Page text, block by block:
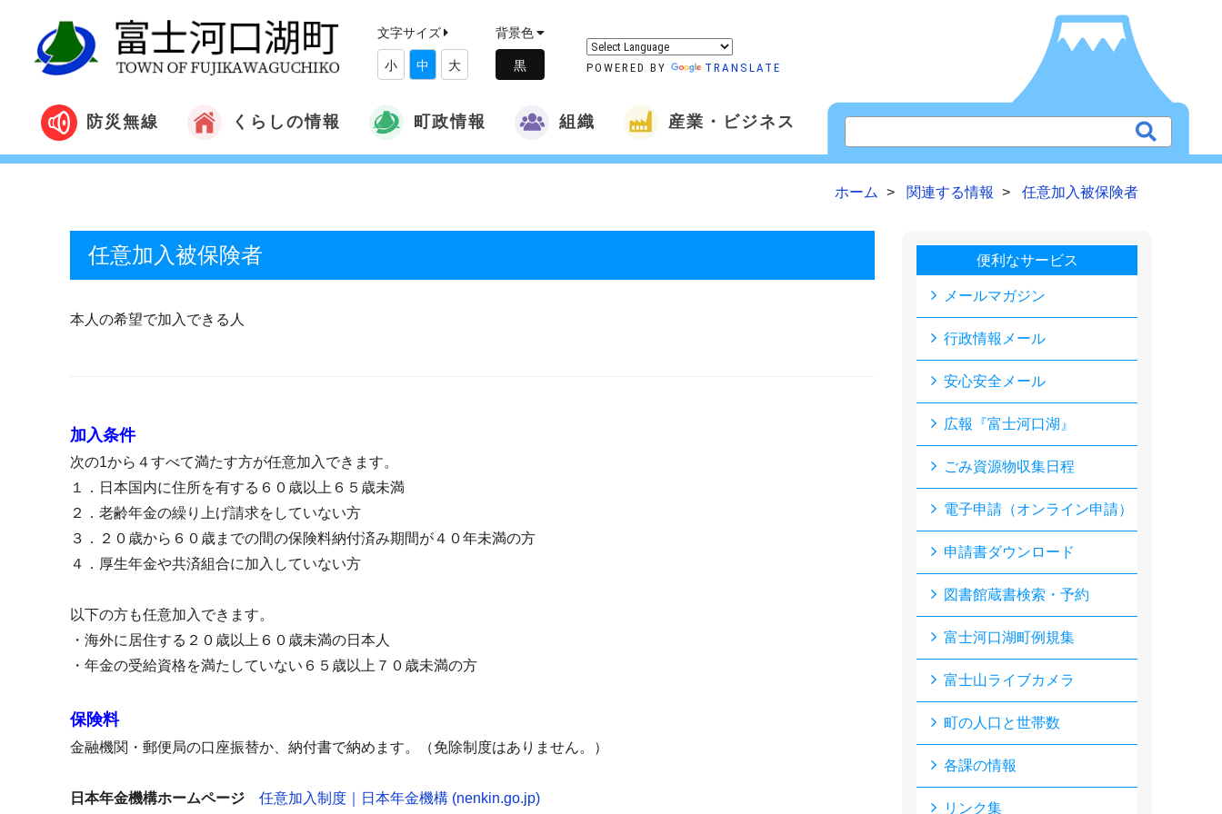
文字サイズ
小 中 大
背景色
POWERED BY TRANSLATE
防災無線 くらしの情報 町政情報 組織 産業・ビジネス
ホーム 関連する情報 任意加入被保険者
任意加入被保険者
本人の希望で加入できる人
加入条件
次の1から４すべて満たす方が任意加入できます。
１．日本国内に住所を有する６０歳以上６５歳未満
２．老齢年金の繰り上げ請求をしていない方
３．２０歳から６０歳までの間の保険料納付済み期間が４０年未満の方
４．厚生年金や共済組合に加入していない方
以下の方も任意加入できます。
・海外に居住する２０歳以上６０歳未満の日本人
・年金の受給資格を満たしていない６５歳以上７０歳未満の方
保険料
金融機関・郵便局の口座振替か、納付書で納めます。（免除制度はありません。）
日本年金機構ホームページ 任意加入制度｜日本年金機構 (nenkin.go.jp)
便利なサービス
メールマガジン
行政情報メール
安心安全メール
広報『富士河口湖』
ごみ資源物収集日程
電子申請（オンライン申請）
申請書ダウンロード
図書館蔵書検索・予約
富士河口湖町例規集
富士山ライブカメラ
町の人口と世帯数
各課の情報
リンク集